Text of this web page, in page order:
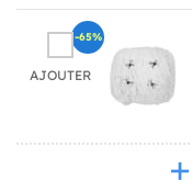
AJOUTER
-65%